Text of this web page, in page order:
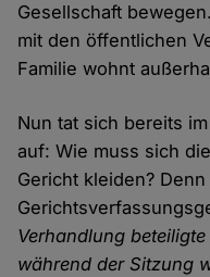
Gesellschaft
mit den öffentlichen
Familie wohnt
Nun tat sich bereits
auf: Wie muss sich
Gericht kleiden?
Verhandlung
während der Sitzung